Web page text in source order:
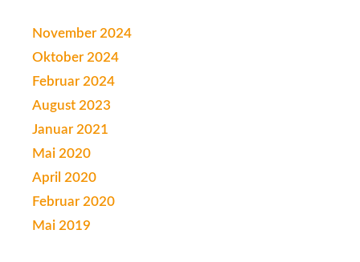
November 2024
Oktober 2024
Februar 2024
August 2023
Januar 2021
Mai 2020
April 2020
Februar 2020
Mai 2019